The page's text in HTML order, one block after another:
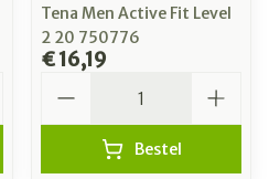
Tena Men Active Fit Level
2 20 750776
€ 16,19
Bestel